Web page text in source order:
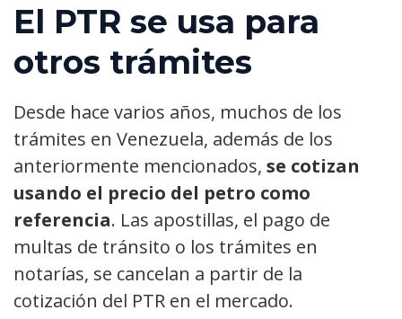
El PTR se usa para
otros trámites
Desde hace varios años, muchos de los
trámites en Venezuela, además de los
anteriormente mencionados, se cotizan
usando el precio del petro como
referencia. Las apostillas, el pago de
multas de tránsito o los trámites en
notarías, se cancelan a partir de la
cotización del PTR en el mercado.